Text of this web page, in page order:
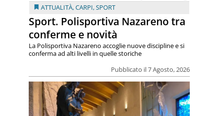
ATTUALITÀ,CARPI,SPORT
Sport. Polisportiva Nazareno tra
conferme e novità
Pubblicato il 7 Agosto, 2026
La Polisportiva Nazareno accoglie nuove discipline e si
conferma ad alti livelli in quelle storiche